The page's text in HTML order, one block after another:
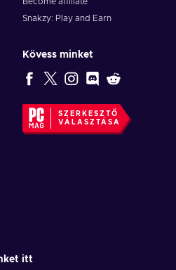
Snakzy: Play and Earn
Kövess minket
SZERKESZTŐ
VÁLASZTÁSA
itt